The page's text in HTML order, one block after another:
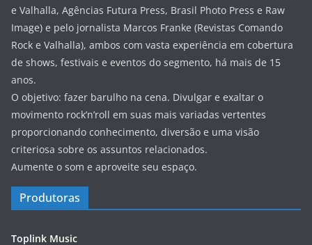
e Valhalla, Agências Futura Press, Brasil Photo Press e Raw
Image) e pelo jornalista Marcos Franke (Revistas Comando
Rock e Valhalla), ambos com vasta experiência em cobertura
de shows, festivais e eventos do segmento, há mais de 15
anos.
O objetivo: fazer barulho na cena. Divulgar e exaltar o
movimento rock’n’roll em suas mais variadas vertentes
proporcionando conhecimento, diversão e uma visão
criteriosa sobre os assuntos relacionados.
Aumente o som e aproveite seu espaço.
Produtoras
Toplink Music